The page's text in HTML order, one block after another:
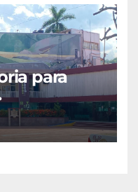
para
y